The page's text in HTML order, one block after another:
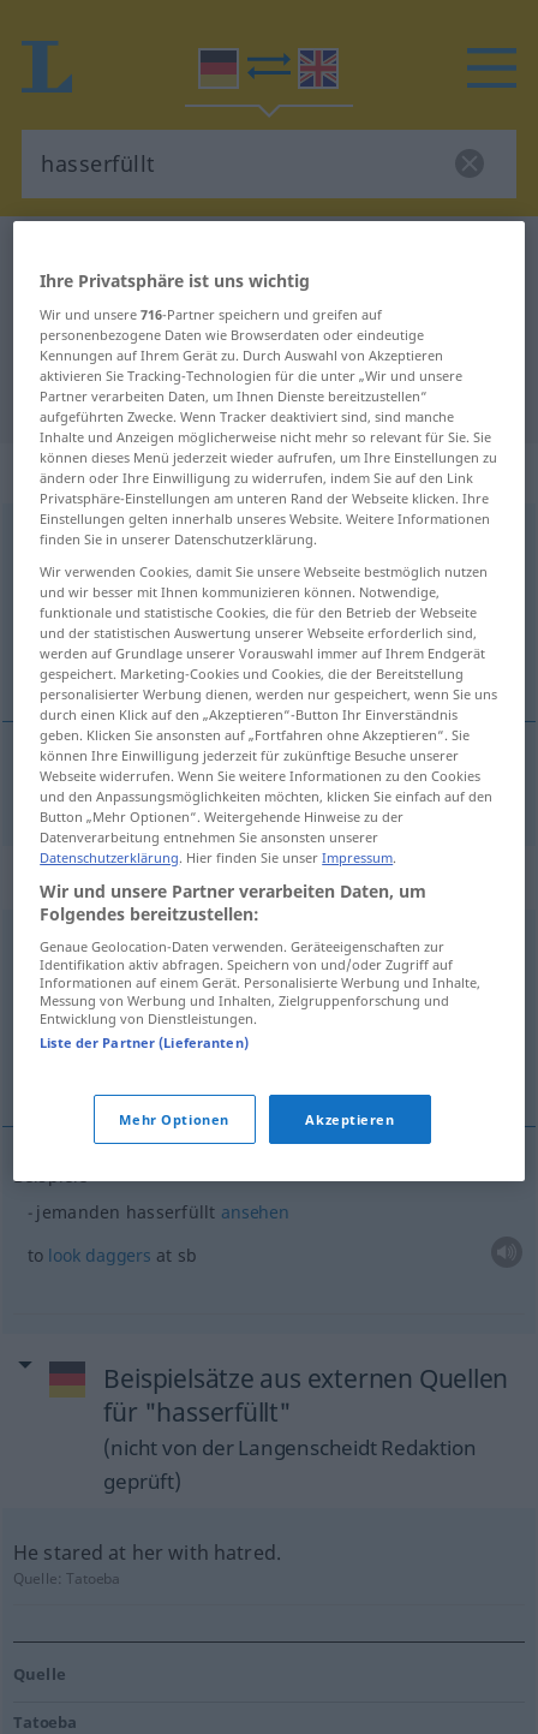
Deutsch-Englisch Übersetzung für
"hasserfüllt"
"hasserfüllt" Englisch Übersetzung
„hasserfüllt“: Adjektiv
hasserfülltadj,haßerfüllt AR
Übersicht aller Übersetzungen
(Für mehr Details die Übersetzung anklicken/antippen)
filled with hatred
filled withhatred hasserfüllt
„hasserfüllt“ : Adverb
hasserfülltadv
Übersicht aller Übersetzungen
(Für mehr Details die Übersetzung anklicken/antippen)
Beispiele
jemanden hasserfüllt ansehen
to look daggers at sb
Beispielsätze aus externen Quellen
für "hasserfüllt"
(nicht von der Langenscheidt Redaktion
geprüft)
He stared at her with hatred.
Quelle:Tatoeba
Quelle
Tatoeba
Ihre Privatsphäre ist uns wichtig
Wir und unsere716-Partner speichern und greifen auf
personenbezogene Daten wie Browserdaten oder eindeutige
Kennungen auf Ihrem Gerät zu. Durch Auswahl von Akzeptieren
aktivieren Sie Tracking-Technologien für die unter „Wir und unsere
Partner verarbeiten Daten, um Ihnen Dienste bereitzustellen“
aufgeführten Zwecke. Wenn Tracker deaktiviert sind, sind manche
Inhalte und Anzeigen möglicherweise nicht mehr so relevant für Sie. Sie
können dieses Menü jederzeit wieder aufrufen, um Ihre Einstellungen zu
ändern oder Ihre Einwilligung zu widerrufen, indem Sie auf den Link
Privatsphäre-Einstellungen am unteren Rand der Webseite klicken. Ihre
Einstellungen gelten innerhalb unseres Website. Weitere Informationen
finden Sie in unserer Datenschutzerklärung.
Wir verwenden Cookies, damit Sie unsere Webseite bestmöglich nutzen
und wir besser mit Ihnen kommunizieren können. Notwendige,
funktionale und statistische Cookies, die für den Betrieb der Webseite
und der statistischen Auswertung unserer Webseite erforderlich sind,
werden auf Grundlage unserer Vorauswahl immer auf Ihrem Endgerät
gespeichert. Marketing-Cookies und Cookies, die der Bereitstellung
personalisierter Werbung dienen, werden nur gespeichert, wenn Sie uns
durch einen Klick auf den „Akzeptieren“-Button Ihr Einverständnis
geben. Klicken Sie ansonsten auf „Fortfahren ohne Akzeptieren“. Sie
können Ihre Einwilligung jederzeit für zukünftige Besuche unserer
Webseite widerrufen. Wenn Sie weitere Informationen zu den Cookies
und den Anpassungsmöglichkeiten möchten, klicken Sie einfach auf den
Button „Mehr Optionen“. Weitergehende Hinweise zu der
Datenverarbeitung entnehmen Sie ansonsten unserer
Datenschutzerklärung. Hier finden Sie unserImpressum.
Wir und unsere Partner verarbeiten Daten, um
Folgendes bereitzustellen:
Genaue Geolocation-Daten verwenden. Geräteeigenschaften zur
Identifikation aktiv abfragen. Speichern von und/oder Zugriff auf
Informationen auf einem Gerät. Personalisierte Werbung und Inhalte,
Messung von Werbung und Inhalten, Zielgruppenforschung und
Entwicklung von Dienstleistungen.
Liste der Partner (Lieferanten)
Mehr Optionen Akzeptieren